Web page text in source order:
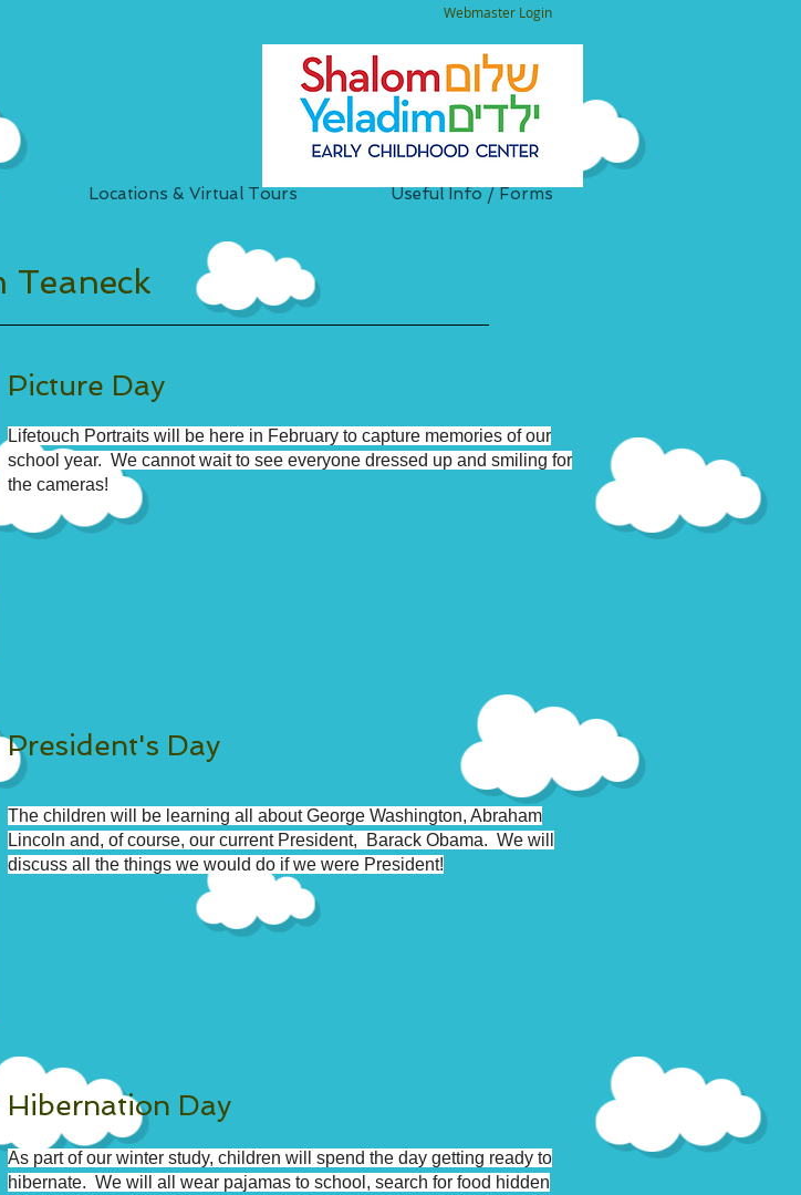
Locations & Virtual Tours Useful Info / Forms
Webmaster Login
Teaneck
Picture Day
Lifetouch Portraits will be here in February to capture memories of our
school year. We cannot wait to see everyone dressed up and smiling for
the cameras!
President's Day
The children will be learning all about George Washington, Abraham
Lincoln and, of course, our current President, Barack Obama. We will
discuss all the things we would do if we were President!
Hibernation Day
As part of our winter study, children will spend the day getting ready to
hibernate. We will all wear pajamas to school, search for food hidden